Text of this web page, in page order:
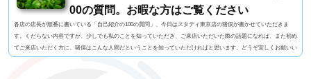
00の質問。お暇な方はご覧ください
各店の店長が順番に書いている「自己紹介の100の質問」、今日はスタディ東京店の猪俣が書かせていただきま
す。くだらない内容ですが、少しでも私のことを知っていただき、ご来店いただいた際の話題になれば、また初め
てご来店いただく方に、猪俣はこんな人間だということを知っていただければと思います。どうぞ宜しくお願いい
たします！1. 名前 猪俣 素（いのまた はじめ）2. 名前の由来 有名なお坊さんに命名いただいたらしい（当て